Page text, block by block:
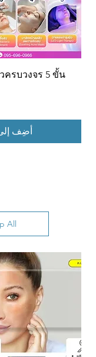
ครบวงจร 5 ขั้น
أضِف
All